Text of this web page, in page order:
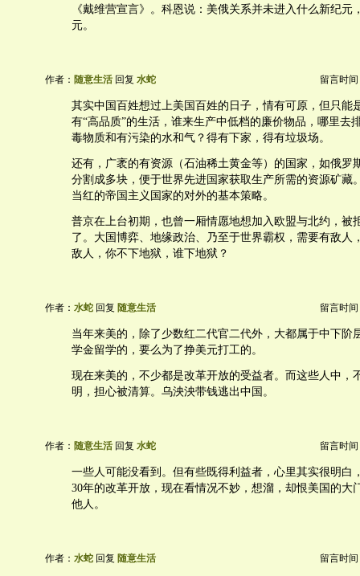
《戴维营宣言》。科恩说：美俄关系并未进入什么新纪元
元。
作者： 随意生活 回复 水蛇 留言时间
其实中国百姓想过上美国百姓的日子，情有可原，但只能
有“高品质”的生活，谁来生产中低档的廉价物品，哪里去
毒物质和有污染的水和气？得有下家，得有垃圾场。
还有，广袤的有资源（石油稀土黄金等）的国家，如俄罗
分割成多块，便于世界先进国家获取生产所需的资源矿藏
当红的帝国主义国家的对外的基本策略。
普京在上台初期，也曾一厢情愿地想加入欧盟与北约，被
了。大国博弈、地缘政治、乃至于世界霸权，需要有敌人
敌人，你不下地狱，谁下地狱？
作者： 水蛇 回复 随意生活 留言时间
当年来美的，除了少数红二代官二代外，大都属于中下阶
学金留学的，要么为了挣美元打工的。
现在来美的，不少都是改革开放的受益者。而这些人中，
明，担心被清算。乌泱泱带钱逃出中国。
作者： 随意生活 回复 水蛇 留言时间
一些人可能没看到。但有些既得利益者，心里其实很明白
30年的改革开放，现在看情况不妙，想溜，却恨美国的大
他人。
作者： 水蛇 回复 随意生活 留言时间